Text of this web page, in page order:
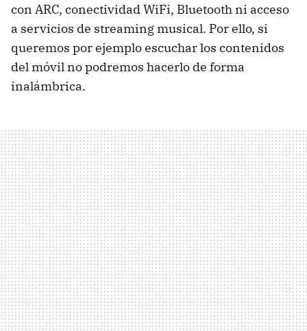
con ARC, conectividad WiFi, Bluetooth ni acceso
a servicios de streaming musical. Por ello, si
queremos por ejemplo escuchar los contenidos
del móvil no podremos hacerlo de forma
inalámbrica.